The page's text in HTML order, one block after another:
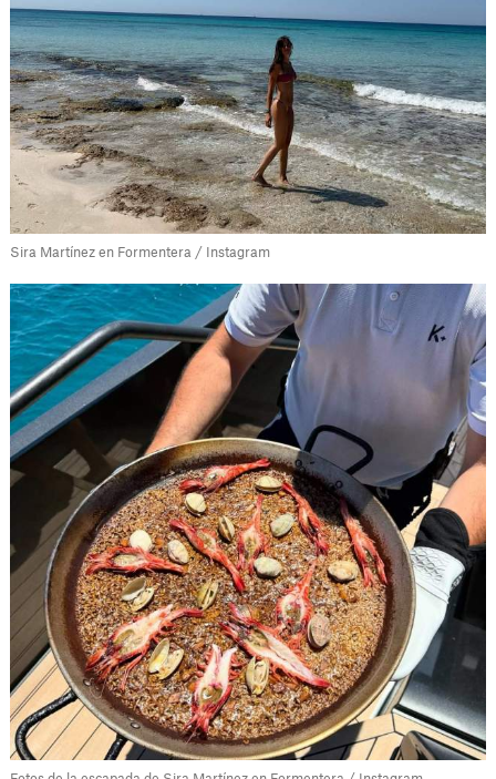
Sira Martínez en Formentera / Instagram